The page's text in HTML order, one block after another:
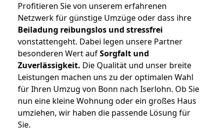
Profitieren Sie von unserem erfahrenen
Netzwerk für günstige Umzüge oder dass ihre
Beiladung reibungslos und stressfrei
vonstattengeht. Dabei legen unsere Partner
besonderen Wert aufSorgfalt und
Zuverlässigkeit. Die Qualität und unser breite
Leistungen machen uns zu der optimalen Wahl
für Ihren Umzug von Bonn nach Iserlohn. Ob Sie
nun eine kleine Wohnung oder ein großes Haus
umziehen, wir haben die passende Lösung für
Sie.